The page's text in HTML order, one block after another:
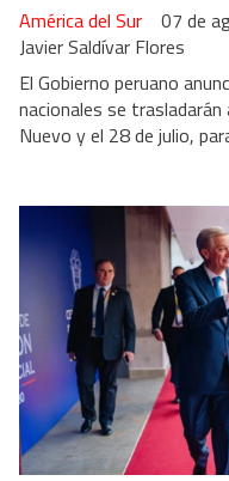
Javier Saldívar Flores
América del Sur 07 de
El Gobierno peruano
nacionales se
Nuevo y el 28 de julio,